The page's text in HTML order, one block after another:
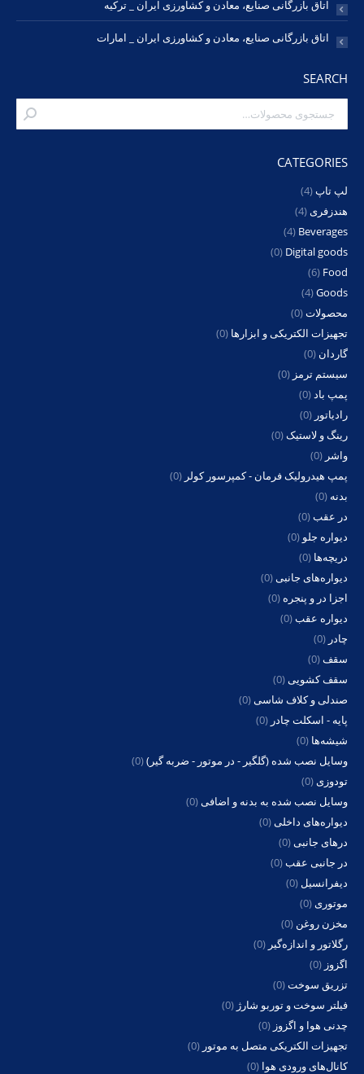
اتاق بازرگانی صنایع، معادن و کشاورزی ایران _ ترکیه
اتاق بازرگانی صنایع، معادن و کشاورزی ایران _ امارات
SEARCH
CATEGORIES
لپ تاپ(4)
هندزفری(4)
Beverages
(4)
Digital goods
(0)
Food
(6)
Goods
(4)
محصولات(0)
تجهیزات الکتریکی و ابزارها (0)
گاردان (0)
سیستم ترمز (0)
پمپ باد(0)
رادیاتور (0)
رینگ و لاستیک(0)
واشر (0)
پمپ هیدرولیک فرمان - کمپرسور کولر (0)
بدنه (0)
در عقب(0)
دیواره جلو (0)
دریچه‌ها (0)
دیواره‌های جانبی(0)
اجزا در و پنجره (0)
دیواره عقب(0)
چادر (0)
سقف(0)
سقف کشویی(0)
صندلی و کلاف شاسی(0)
پایه - اسکلت چادر (0)
شیشه‌ها (0)
وسایل نصب شده (گلگیر - در موتور - ضربه گیر)(0)
تودوزی(0)
وسایل نصب شده به بدنه و اضافی(0)
دیواره‌های داخلی(0)
درهای جانبی(0)
در جانبی عقب(0)
دیفرانسیل (0)
موتوری(0)
مخزن روغن (0)
رگلاتور و اندازه‌گیر (0)
اگزوز (0)
تزریق سوخت(0)
فیلتر سوخت و توربو شارژ (0)
چدنی هوا و اگزوز (0)
تجهیزات الکتریکی متصل به موتور (0)
کانال‌های ورودی هوا (0)